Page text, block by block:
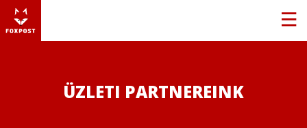
ÜZLETI PARTNEREINK